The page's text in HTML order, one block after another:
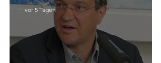
vor 5 Tagen